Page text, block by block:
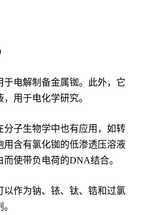
于电解制备金属铷。此外，它
用于电化学研究。
分子生物学中也有应用，如转
用含有氯化铷的低渗透压溶液
使带负电荷的DNA结合。
以作为钠、铱、钛、锆和过氯